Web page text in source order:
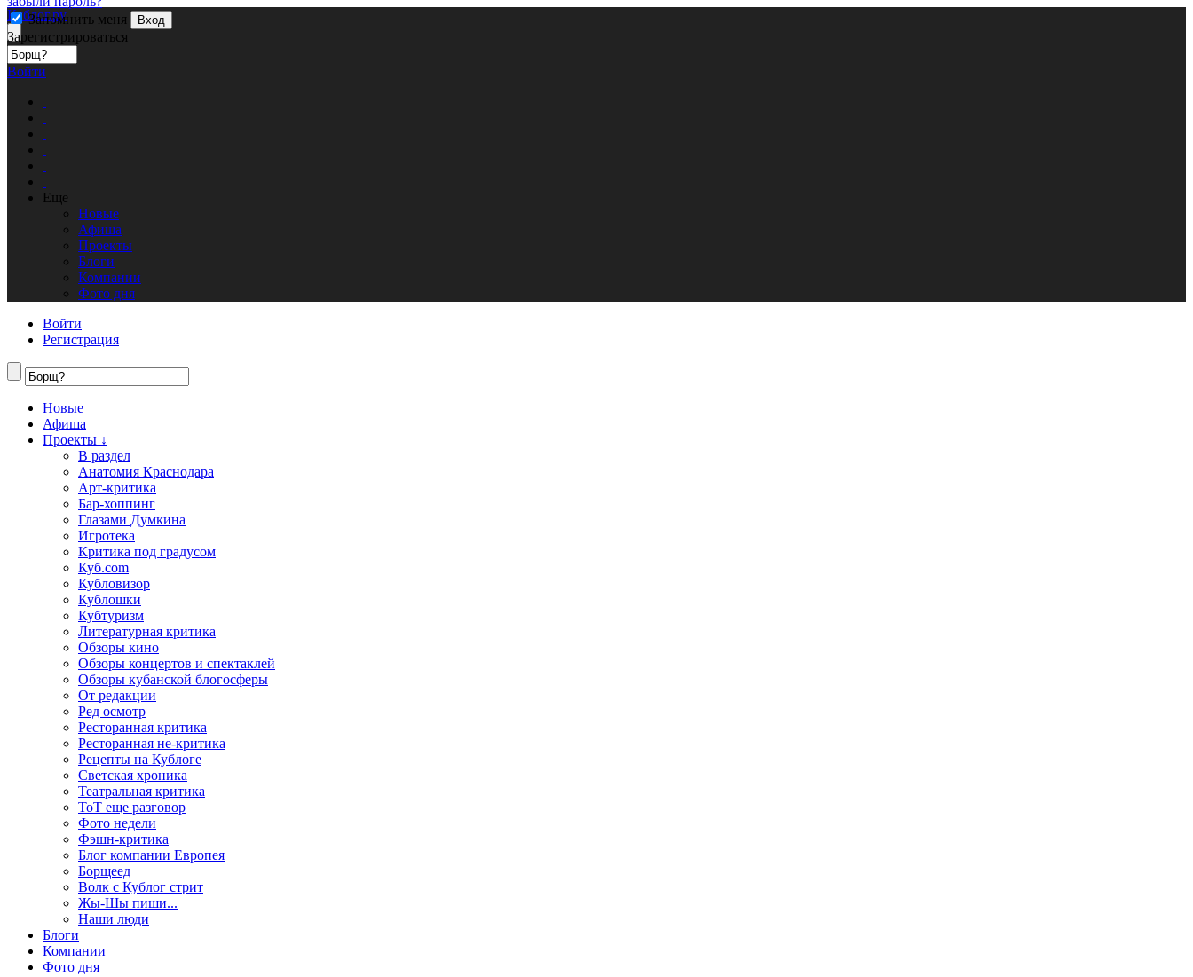
Запомнить меня
Вход
Зарегистрироваться
Кублог.ру
Войти
Еще
Новые
Афиша
Проекты
Блоги
Компании
Фото дня
Войти
Регистрация
Новые
Афиша
Проекты ↓
В раздел
Анатомия Краснодара
Арт-критика
Бар-хоппинг
Глазами Думкина
Игротека
Критика под градусом
Куб.com
Кубловизор
Кублошки
Кубтуризм
Литературная критика
Обзоры кино
Обзоры концертов и спектаклей
Обзоры кубанской блогосферы
От редакции
Ред осмотр
Ресторанная критика
Ресторанная не-критика
Рецепты на Кублоге
Светская хроника
Театральная критика
ТоТ еще разговор
Фото недели
Фэшн-критика
Блог компании Европея
Борщеед
Волк с Кублог стрит
Жы-Шы пиши...
Наши люди
Блоги
Компании
Фото дня